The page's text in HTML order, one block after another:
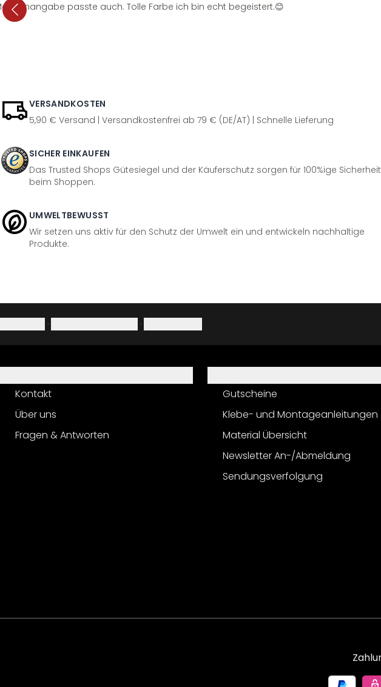
passte auch. Tolle Farbe ich bin echt begeistert.😊
VERSANDKOSTEN
5,90 € Versand | Versandkostenfrei ab 79 € (DE/AT) | Schnelle Lieferung
SICHER EINKAUFEN
Das Trusted Shops Gütesiegel und der Käuferschutz sorgen für 100%ige Sicherheit
beim Shoppen.
UMWELTBEWUSST
Wir setzen uns aktiv für den Schutz der Umwelt ein und entwickeln nachhaltige
Produkte.
· ·
Kontakt
Über uns
Fragen & Antworten
Gutscheine
Klebe- und Montageanleitungen
Material Übersicht
Newsletter An-/Abmeldung
Sendungsverfolgung